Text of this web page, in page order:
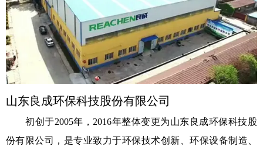
山东良成环保科技股份有限公司
初创于2005年，2016年整体变更为山东良成环保科技股
份有限公司，是专业致力于环保技术创新、环保设备制造、